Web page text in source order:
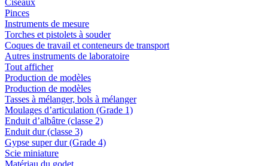
Ciseaux
Pinces
Instruments de mesure
Torches et pistolets à souder
Coques de travail et conteneurs de transport
Autres instruments de laboratoire
Tout afficher
Production de modèles
Production de modèles
Tasses à mélanger, bols à mélanger
Moulages d’articulation (Grade 1)
Enduit d’albâtre (classe 2)
Enduit dur (classe 3)
Gypse super dur (Grade 4)
Scie miniature
Matériau du godet